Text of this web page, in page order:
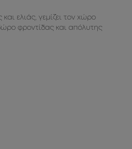
ελιάς, γεμίζει τον χώρο
φροντίδας και απόλυτης